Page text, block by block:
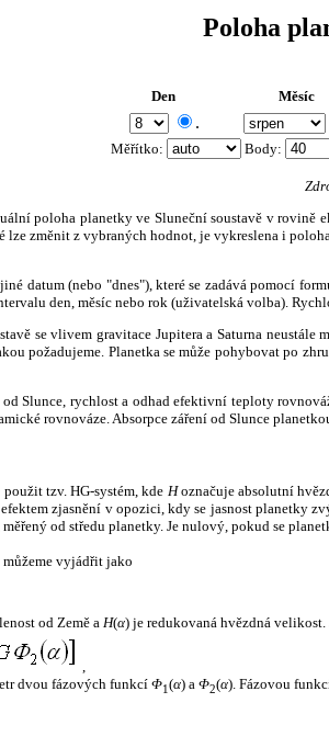
Poloha
Den Měsíc
.
Měřítko: Body:
poloha planetky ve Sluneční soustavě v
změnit z vybraných hodnot, je vykreslena i
datum (nebo "dnes"), které se zadává pomocí
den, měsíc nebo rok (uživatelská volba).
se vlivem gravitace Jupitera a Saturna
požadujeme. Planetka se může pohybovat po
Slunce, rychlost a odhad efektivní teploty
rovnováze. Absorpce záření od Slunce
tzv. HG-systém, kde Hoznačuje absolutní
zjasnění v opozici, kdy se jasnost planetky
od středu planetky. Je nulový, pokud se
vyjádřit jako
od Země aH(α) je redukovaná hvězdná
,
dvou fázových funkcí Φ1(α) a Φ2(α). Fázovou